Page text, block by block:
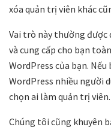
xóa quản trị viên khác
Vai trò này thường được
và cung cấp cho bạn
WordPress của bạn.
WordPress nhiều người
chọn ai làm quản trị viên.
Chúng tôi cũng khuyên